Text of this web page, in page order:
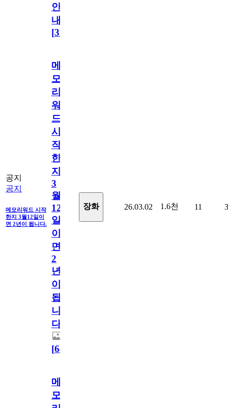
안
내
[31
공지
공지
메모리워드 시작
한지 3월12일이
면 2년이 됩니다.
메
모
리
워
드
시
작
한
지
3
월
12
일
이
면
2
년
이
됩
니
다.
[64
장화 26.03.02 1.6천 11 3
메
모